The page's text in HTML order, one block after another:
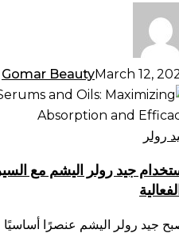
Gomar BeautyMarch 12,
رولر
جيد رولر اليشم مع
جيد رولر اليشم عنصرًا أساسيًا